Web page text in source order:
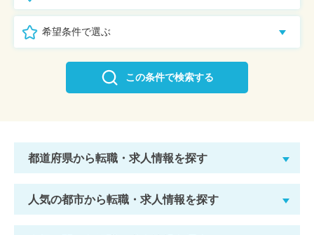
希望条件で選ぶ
この条件で検索する
都道府県から転職・求人情報を探す
人気の都市から転職・求人情報を探す